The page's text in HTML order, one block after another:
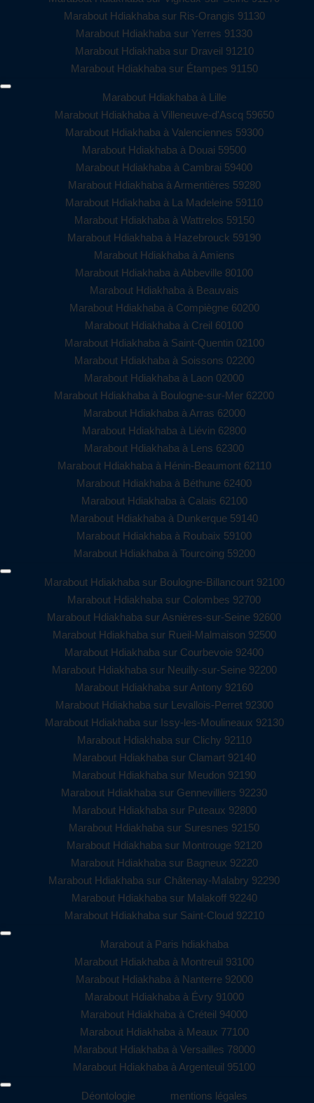
Marabout Hdiakhaba sur Ris-Orangis 91130
Marabout Hdiakhaba sur Yerres 91330
Marabout Hdiakhaba sur Draveil 91210
Marabout Hdiakhaba sur Étampes 91150
Marabout Hdiakhaba à Lille
Marabout Hdiakhaba à Villeneuve-d'Ascq 59650
Marabout Hdiakhaba à Valenciennes 59300
Marabout Hdiakhaba à Douai 59500
Marabout Hdiakhaba à Cambrai 59400
Marabout Hdiakhaba à Armentières 59280
Marabout Hdiakhaba à La Madeleine 59110
Marabout Hdiakhaba à Wattrelos 59150
Marabout Hdiakhaba à Hazebrouck 59190
Marabout Hdiakhaba à Amiens
Marabout Hdiakhaba à Abbeville 80100
Marabout Hdiakhaba à Beauvais
Marabout Hdiakhaba à Compiègne 60200
Marabout Hdiakhaba à Creil 60100
Marabout Hdiakhaba à Saint-Quentin 02100
Marabout Hdiakhaba à Soissons 02200
Marabout Hdiakhaba à Laon 02000
Marabout Hdiakhaba à Boulogne-sur-Mer 62200
Marabout Hdiakhaba à Arras 62000
Marabout Hdiakhaba à Liévin 62800
Marabout Hdiakhaba à Lens 62300
Marabout Hdiakhaba à Hénin-Beaumont 62110
Marabout Hdiakhaba à Béthune 62400
Marabout Hdiakhaba à Calais 62100
Marabout Hdiakhaba à Dunkerque 59140
Marabout Hdiakhaba à Roubaix 59100
Marabout Hdiakhaba à Tourcoing 59200
Marabout Hdiakhaba sur Boulogne-Billancourt 92100
Marabout Hdiakhaba sur Colombes 92700
Marabout Hdiakhaba sur Asnières-sur-Seine 92600
Marabout Hdiakhaba sur Rueil-Malmaison 92500
Marabout Hdiakhaba sur Courbevoie 92400
Marabout Hdiakhaba sur Neuilly-sur-Seine 92200
Marabout Hdiakhaba sur Antony 92160
Marabout Hdiakhaba sur Levallois-Perret 92300
Marabout Hdiakhaba sur Issy-les-Moulineaux 92130
Marabout Hdiakhaba sur Clichy 92110
Marabout Hdiakhaba sur Clamart 92140
Marabout Hdiakhaba sur Meudon 92190
Marabout Hdiakhaba sur Gennevilliers 92230
Marabout Hdiakhaba sur Puteaux 92800
Marabout Hdiakhaba sur Suresnes 92150
Marabout Hdiakhaba sur Montrouge 92120
Marabout Hdiakhaba sur Bagneux 92220
Marabout Hdiakhaba sur Châtenay-Malabry 92290
Marabout Hdiakhaba sur Malakoff 92240
Marabout Hdiakhaba sur Saint-Cloud 92210
Marabout à Paris hdiakhaba
Marabout Hdiakhaba à Montreuil 93100
Marabout Hdiakhaba à Nanterre 92000
Marabout Hdiakhaba à Évry 91000
Marabout Hdiakhaba à Créteil 94000
Marabout Hdiakhaba à Meaux 77100
Marabout Hdiakhaba à Versailles 78000
Marabout Hdiakhaba à Argenteuil 95100
Déontologie
mentions légales